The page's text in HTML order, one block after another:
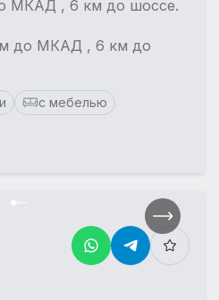
МКАД , 6 км до шоссе.
до МКАД , 6 км до
с мебелью